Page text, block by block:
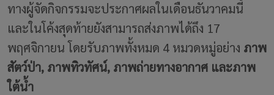
ทางผู้จัดกิจกรรมจะประกาศผลในเดือนธันวาคมนี้
และในโค้งสุดท้ายยังสามารถส่งภาพได้ถึง 17
พฤศจิกายน โดยรับภาพทั้งหมด 4 หมวดหมู่อย่าง ภาพ
สัตว์ป่า, ภาพทิวทัศน์, ภาพถ่ายทางอากาศ และภาพ
ใต้น้ำ